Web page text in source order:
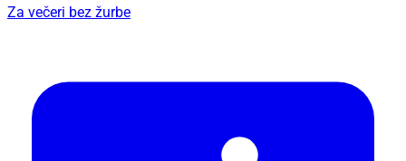
Za večeri bez žurbe